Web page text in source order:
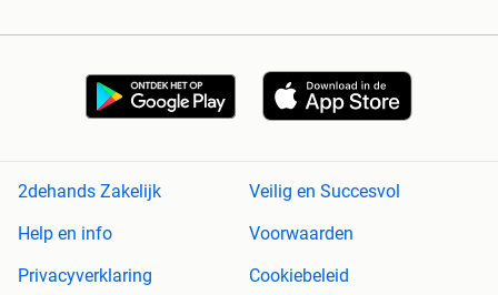
2dehands Zakelijk
Veilig en Succesvol
Help en info
Voorwaarden
Privacyverklaring
Cookiebeleid